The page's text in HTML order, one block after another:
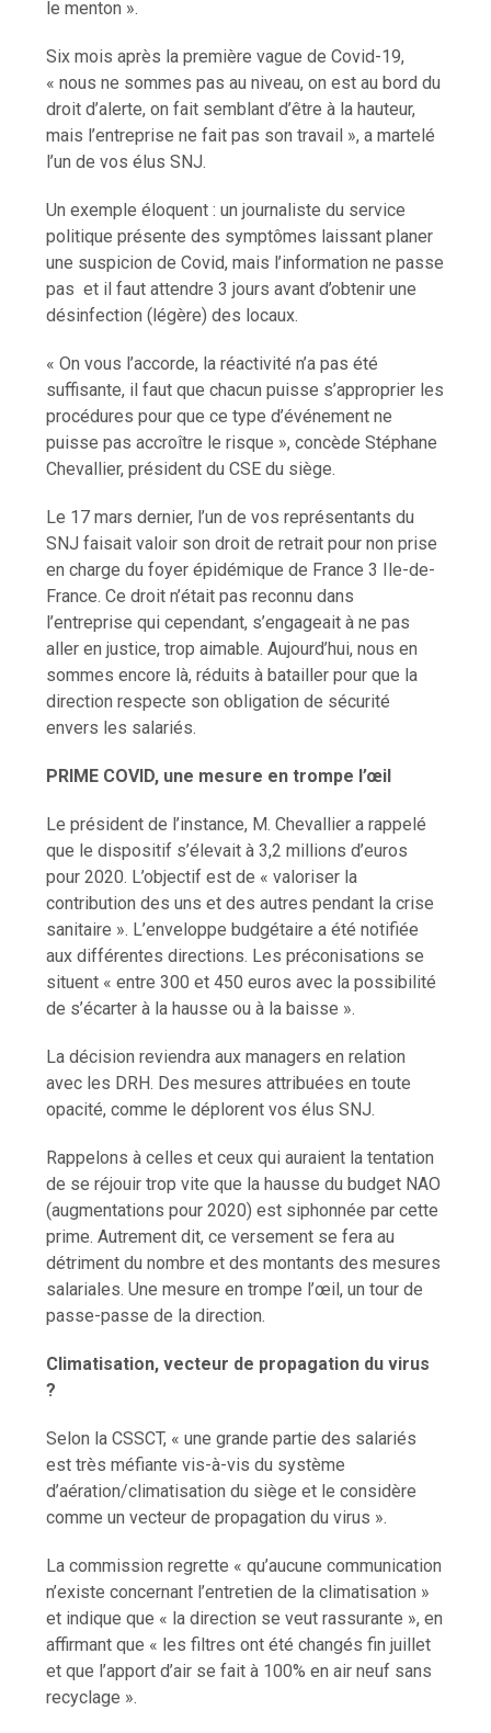
le menton ».
Six mois après la première vague de Covid-19,
« nous ne sommes pas au niveau, on est au bord du
droit d’alerte, on fait semblant d’être à la hauteur,
mais l’entreprise ne fait pas son travail », a martelé
l’un de vos élus SNJ.
Un exemple éloquent : un journaliste du service
politique présente des symptômes laissant planer
une suspicion de Covid, mais l’information ne passe
pas et il faut attendre 3 jours avant d’obtenir une
désinfection (légère) des locaux.
« On vous l’accorde, la réactivité n’a pas été
suffisante, il faut que chacun puisse s’approprier les
procédures pour que ce type d’événement ne
puisse pas accroître le risque », concède Stéphane
Chevallier, président du CSE du siège.
Le 17 mars dernier, l’un de vos représentants du
SNJ faisait valoir son droit de retrait pour non prise
en charge du foyer épidémique de France 3 Ile-de-
France. Ce droit n’était pas reconnu dans
l’entreprise qui cependant, s’engageait à ne pas
aller en justice, trop aimable. Aujourd’hui, nous en
sommes encore là, réduits à batailler pour que la
direction respecte son obligation de sécurité
envers les salariés.
PRIME COVID, une mesure en trompe l’œil
Le président de l’instance, M. Chevallier a rappelé
que le dispositif s’élevait à 3,2 millions d’euros
pour 2020. L’objectif est de « valoriser la
contribution des uns et des autres pendant la crise
sanitaire ». L’enveloppe budgétaire a été notifiée
aux différentes directions. Les préconisations se
situent « entre 300 et 450 euros avec la possibilité
de s’écarter à la hausse ou à la baisse ».
La décision reviendra aux managers en relation
avec les DRH. Des mesures attribuées en toute
opacité, comme le déplorent vos élus SNJ.
Rappelons à celles et ceux qui auraient la tentation
de se réjouir trop vite que la hausse du budget NAO
(augmentations pour 2020) est siphonnée par cette
prime. Autrement dit, ce versement se fera au
détriment du nombre et des montants des mesures
salariales. Une mesure en trompe l’œil, un tour de
passe-passe de la direction.
Climatisation, vecteur de propagation du virus
?
Selon la CSSCT, « une grande partie des salariés
est très méfiante vis-à-vis du système
d’aération/climatisation du siège et le considère
comme un vecteur de propagation du virus ».
La commission regrette « qu’aucune communication
n’existe concernant l’entretien de la climatisation »
et indique que « la direction se veut rassurante », en
affirmant que « les filtres ont été changés fin juillet
et que l’apport d’air se fait à 100% en air neuf sans
recyclage ».